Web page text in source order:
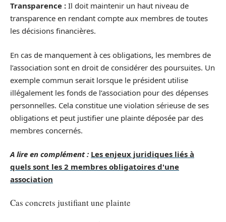
Transparence : Il doit maintenir un haut niveau de
transparence en rendant compte aux membres de toutes
les décisions financières.
En cas de manquement à ces obligations, les membres de
l’association sont en droit de considérer des poursuites. Un
exemple commun serait lorsque le président utilise
illégalement les fonds de l’association pour des dépenses
personnelles. Cela constitue une violation sérieuse de ses
obligations et peut justifier une plainte déposée par des
membres concernés.
A lire en complément : Les enjeux juridiques liés à
quels sont les 2 membres obligatoires d'une
association
Cas concrets justifiant une plainte